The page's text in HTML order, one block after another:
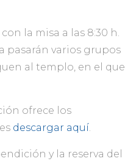
la misa a las 8:30 h.
pasarán varios grupos
al templo, en el que
ofrece los
descargar aquí.
y la reserva del